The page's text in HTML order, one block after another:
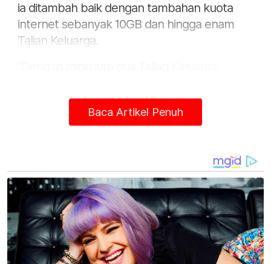
ia ditambah baik dengan tambahan kuota
internet sebanyak 10GB dan hingga enam
Talian Keluarga.
Mega Unlimited akan menikmati rebat
sebanyak RM20 (diskaun 50 peratus) untuk
Menurut kenyataan itu, menerusi pelan
pascabayar Celcom Xpax 40 menawarkan
20GB dengan harga yang sama untuk kuota
internet berganda manakala Celcom Xpax
Postpaid 60 menawarkan 40GB kuota
internet berkelajuan tinggi.
Baca Artikel Penuh